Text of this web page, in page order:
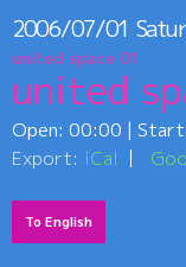
2006/07/01
united space 01
united
Open: 00:00 |
Export: iCal
To English